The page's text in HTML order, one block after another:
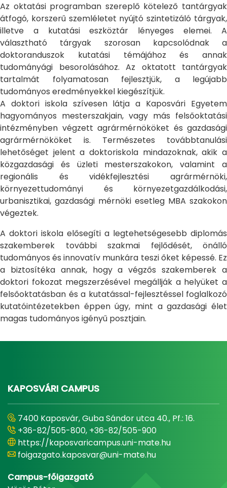
Az oktatási programban szereplő kötelező tantárgyak
átfogó, korszerű szemléletet nyújtó szintetizáló tárgyak,
illetve a kutatási eszköztár lényeges elemei. A
választható tárgyak szorosan kapcsolódnak a
doktoranduszok kutatási témájához és annak
tudományági besorolásához. Az oktatott tantárgyak
tartalmát folyamatosan fejlesztjük, a legújabb
tudományos eredményekkel kiegészítjük.
A doktori iskola szívesen látja a Kaposvári Egyetem
hagyományos mesterszakjain, vagy más felsőoktatási
intézményben végzett agrármérnököket és gazdasági
agrármérnököket is. Természetes továbbtanulási
lehetőséget jelent a doktoriskola mindazoknak, akik a
közgazdasági és üzleti mesterszakokon, valamint a
regionális és vidékfejlesztési agrármérnöki,
környezettudományi és környezetgazdálkodási,
urbanisztikai, gazdasági mérnöki esetleg MBA szakokon
végeztek.
A doktori iskola elősegíti a legtehetségesebb diplomás
szakemberek további szakmai fejlődését, önálló
tudományos és innovatív munkára teszi őket képessé. Ez
a biztosítéka annak, hogy a végzős szakemberek a
doktori fokozat megszerzésével megállják a helyüket a
felsőoktatásban és a kutatással-fejlesztéssel foglalkozó
kutatóintézetekben éppen úgy, mint a gazdasági élet
magas tudományos igényű posztjain.
KAPOSVÁRI CAMPUS
7400 Kaposvár, Guba Sándor utca 40., Pf.: 16.
+36-82/505-800, +36-82/505-900
https://kaposvaricampus.uni-mate.hu
foigazgato.kaposvar@uni-mate.hu
Campus-főigazgató